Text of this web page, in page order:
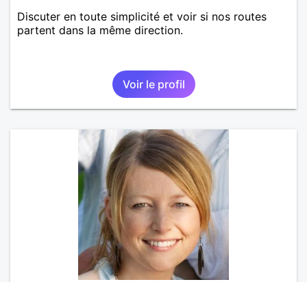
Discuter en toute simplicité et voir si nos routes
partent dans la même direction.
Voir le profil